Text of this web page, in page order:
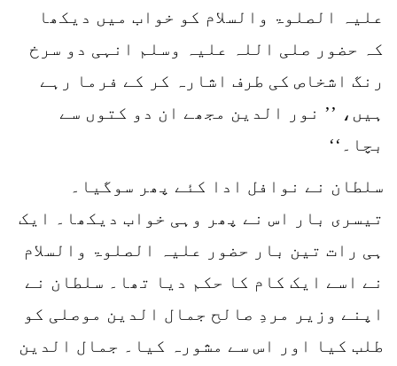
علیہ الصلوۃ والسلام کو خواب میں دیکھا
کہ حضور صلی اللہ علیہ وسلم انہی دو سرخ
رنگ اشخاص کی طرف اشارہ کر کے فرما رہے
ہیں، ’’ نور الدین مجھے ان دو کتوں سے
بچا۔‘‘
سلطان نے نوافل ادا کئے پھر سوگیا۔
تیسری بار اس نے پھر وہی خواب دیکھا۔ ایک
ہی رات تین بار حضور علیہ الصلوۃ والسلام
نے اسے ایک کام کا حکم دیا تھا۔ سلطان نے
اپنے وزیر مردِ صالح جمال الدین موصلی کو
طلب کیا اور اس سے مشورہ کیا۔ جمال الدین